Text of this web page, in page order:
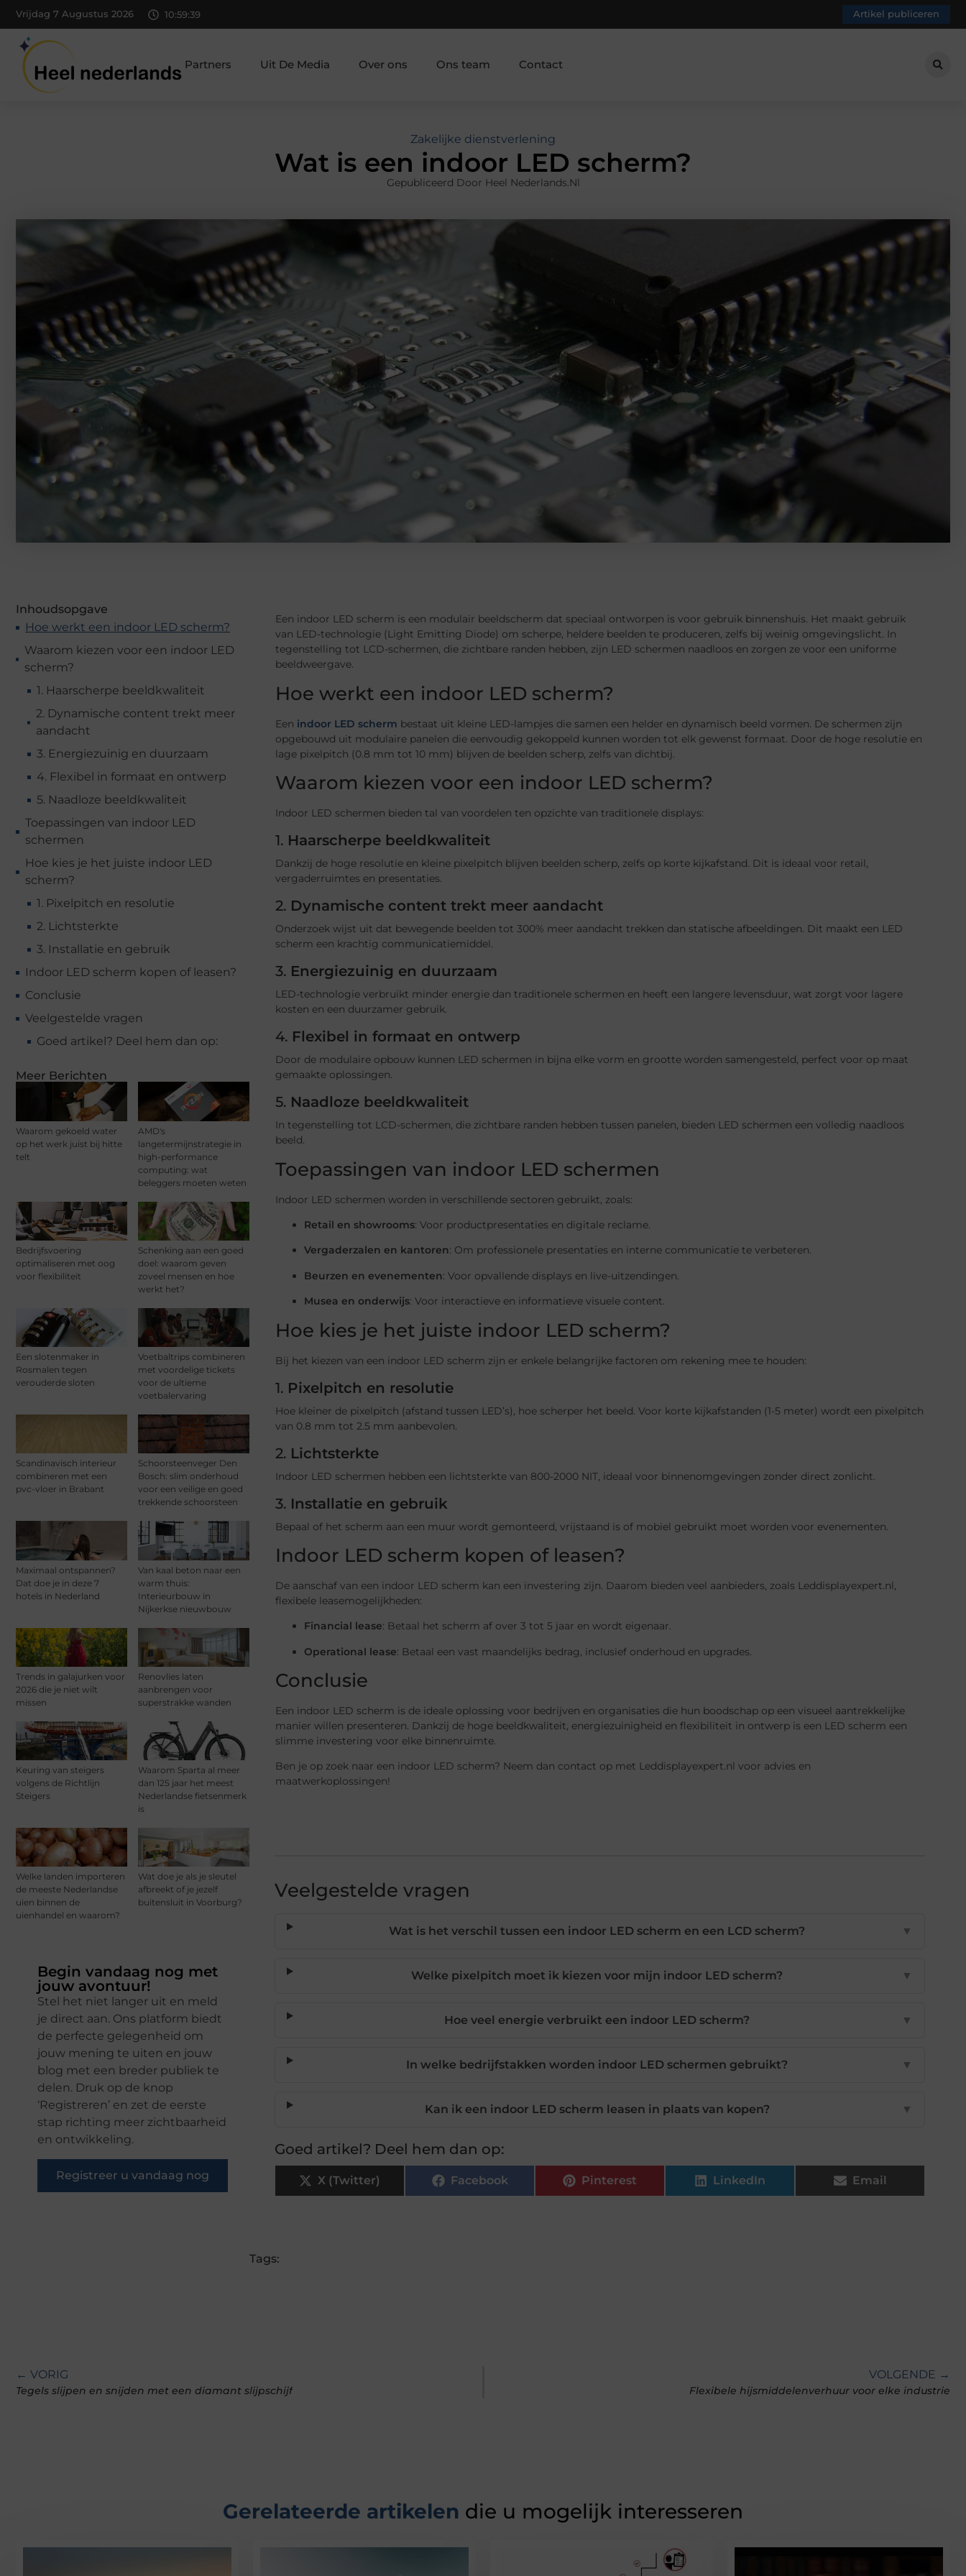
Vrijdag 7 Augustus 2026 10:59:40 Artikel publiceren
Partners Uit De Media Over ons Ons team Contact
Zakelijke dienstverlening
Wat is een indoor LED scherm?
Gepubliceerd Door Heel Nederlands.nl
Inhoudsopgave
Hoe werkt een indoor LED scherm?
Waarom kiezen voor een indoor LED
scherm?
1. Haarscherpe beeldkwaliteit
2. Dynamische content trekt meer
aandacht
3. Energiezuinig en duurzaam
4. Flexibel in formaat en ontwerp
5. Naadloze beeldkwaliteit
Toepassingen van indoor LED
schermen
Hoe kies je het juiste indoor LED
scherm?
1. Pixelpitch en resolutie
2. Lichtsterkte
3. Installatie en gebruik
Indoor LED scherm kopen of leasen?
Conclusie
Veelgestelde vragen
Goed artikel? Deel hem dan op:
Meer Berichten
Waarom gekoeld water
op het werk juist bij hitte
telt
AMD's
langetermijnstrategie in
high-performance
computing: wat
beleggers moeten weten
Bedrijfsvoering
optimaliseren met oog
voor flexibiliteit
Schenking aan een goed
doel: waarom geven
zoveel mensen en hoe
werkt het?
Een slotenmaker in
Rosmalen tegen
verouderde sloten
Voetbaltrips combineren
met voordelige tickets
voor de ultieme
voetbalervaring
Scandinavisch interieur
combineren met een
pvc-vloer in Brabant
Schoorsteenveger Den
Bosch: slim onderhoud
voor een veilige en goed
trekkende schoorsteen
Maximaal ontspannen?
Dat doe je in deze 7
hotels in Nederland
Van kaal beton naar een
warm thuis:
Interieurbouw in
Nijkerkse nieuwbouw
Trends in galajurken voor
2026 die je niet wilt
missen
Renovlies laten
aanbrengen voor
superstrakke wanden
Keuring van steigers
volgens de Richtlijn
Steigers
Waarom Sparta al meer
dan 125 jaar het meest
Nederlandse fietsenmerk
is
Welke landen importeren
de meeste Nederlandse
uien binnen de
uienhandel en waarom?
Wat doe je als je sleutel
afbreekt of je jezelf
buitensluit in Voorburg?
Begin vandaag nog met
jouw avontuur!
Stel het niet langer uit en meld
je direct aan. Ons platform biedt
de perfecte gelegenheid om
jouw mening te uiten en jouw
blog met een breder publiek te
delen. Druk op de knop
‘Registreren’ en zet de eerste
stap richting meer zichtbaarheid
en ontwikkeling.
Registreer u vandaag nog
Een indoor LED scherm is een modulair beeldscherm dat speciaal ontworpen is voor gebruik binnenshuis. Het maakt gebruik
van LED-technologie (Light Emitting Diode) om scherpe, heldere beelden te produceren, zelfs bij weinig omgevingslicht. In
tegenstelling tot LCD-schermen, die zichtbare randen hebben, zijn LED schermen naadloos en zorgen ze voor een uniforme
beeldweergave.
Hoe werkt een indoor LED scherm?
Een indoor LED scherm bestaat uit kleine LED-lampjes die samen een helder en dynamisch beeld vormen. De schermen zijn
opgebouwd uit modulaire panelen die eenvoudig gekoppeld kunnen worden tot elk gewenst formaat. Door de hoge resolutie en
lage pixelpitch (0.8 mm tot 10 mm) blijven de beelden scherp, zelfs van dichtbij.
Waarom kiezen voor een indoor LED scherm?
Indoor LED schermen bieden tal van voordelen ten opzichte van traditionele displays:
1. Haarscherpe beeldkwaliteit
Dankzij de hoge resolutie en kleine pixelpitch blijven beelden scherp, zelfs op korte kijkafstand. Dit is ideaal voor retail,
vergaderruimtes en presentaties.
2. Dynamische content trekt meer aandacht
Onderzoek wijst uit dat bewegende beelden tot 300% meer aandacht trekken dan statische afbeeldingen. Dit maakt een LED
scherm een krachtig communicatiemiddel.
3. Energiezuinig en duurzaam
LED-technologie verbruikt minder energie dan traditionele schermen en heeft een langere levensduur, wat zorgt voor lagere
kosten en een duurzamer gebruik.
4. Flexibel in formaat en ontwerp
Door de modulaire opbouw kunnen LED schermen in bijna elke vorm en grootte worden samengesteld, perfect voor op maat
gemaakte oplossingen.
5. Naadloze beeldkwaliteit
In tegenstelling tot LCD-schermen, die zichtbare randen hebben tussen panelen, bieden LED schermen een volledig naadloos
beeld.
Toepassingen van indoor LED schermen
Indoor LED schermen worden in verschillende sectoren gebruikt, zoals:
Retail en showrooms: Voor productpresentaties en digitale reclame.
Vergaderzalen en kantoren: Om professionele presentaties en interne communicatie te verbeteren.
Beurzen en evenementen: Voor opvallende displays en live-uitzendingen.
Musea en onderwijs: Voor interactieve en informatieve visuele content.
Hoe kies je het juiste indoor LED scherm?
Bij het kiezen van een indoor LED scherm zijn er enkele belangrijke factoren om rekening mee te houden:
1. Pixelpitch en resolutie
Hoe kleiner de pixelpitch (afstand tussen LED’s), hoe scherper het beeld. Voor korte kijkafstanden (1-5 meter) wordt een pixelpitch
van 0.8 mm tot 2.5 mm aanbevolen.
2. Lichtsterkte
Indoor LED schermen hebben een lichtsterkte van 800-2000 NIT, ideaal voor binnenomgevingen zonder direct zonlicht.
3. Installatie en gebruik
Bepaal of het scherm aan een muur wordt gemonteerd, vrijstaand is of mobiel gebruikt moet worden voor evenementen.
Indoor LED scherm kopen of leasen?
De aanschaf van een indoor LED scherm kan een investering zijn. Daarom bieden veel aanbieders, zoals Leddisplayexpert.nl,
flexibele leasemogelijkheden:
Financial lease: Betaal het scherm af over 3 tot 5 jaar en wordt eigenaar.
Operational lease: Betaal een vast maandelijks bedrag, inclusief onderhoud en upgrades.
Conclusie
Een indoor LED scherm is de ideale oplossing voor bedrijven en organisaties die hun boodschap op een visueel aantrekkelijke
manier willen presenteren. Dankzij de hoge beeldkwaliteit, energiezuinigheid en flexibiliteit in ontwerp is een LED scherm een
slimme investering voor elke binnenruimte.
Ben je op zoek naar een indoor LED scherm? Neem dan contact op met Leddisplayexpert.nl voor advies en
maatwerkoplossingen!
Veelgestelde vragen
Wat is het verschil tussen een indoor LED scherm en een LCD scherm? ▼
Welke pixelpitch moet ik kiezen voor mijn indoor LED scherm? ▼
Hoe veel energie verbruikt een indoor LED scherm? ▼
In welke bedrijfstakken worden indoor LED schermen gebruikt? ▼
Kan ik een indoor LED scherm leasen in plaats van kopen? ▼
Goed artikel? Deel hem dan op:
X (Twitter) Facebook Pinterest LinkedIn Email
Tags:
← VORIG
Tegels slijpen en snijden met een diamant slijpschijf
VOLGENDE →
Flexibele hijsmiddelenverhuur voor elke industrie
Gerelateerde artikelen die u mogelijk interesseren